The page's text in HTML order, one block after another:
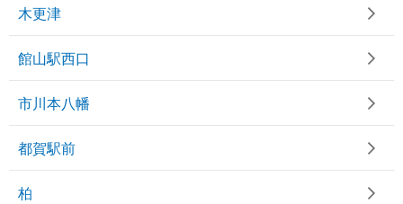
木更津
館山駅西口
市川本八幡
都賀駅前
柏